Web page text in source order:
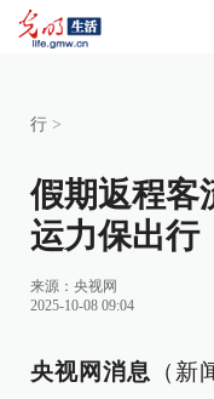
行 >
假期返程客
运力保出行
来源： 央视网
2025-10-08 09:04
央视网消息 （